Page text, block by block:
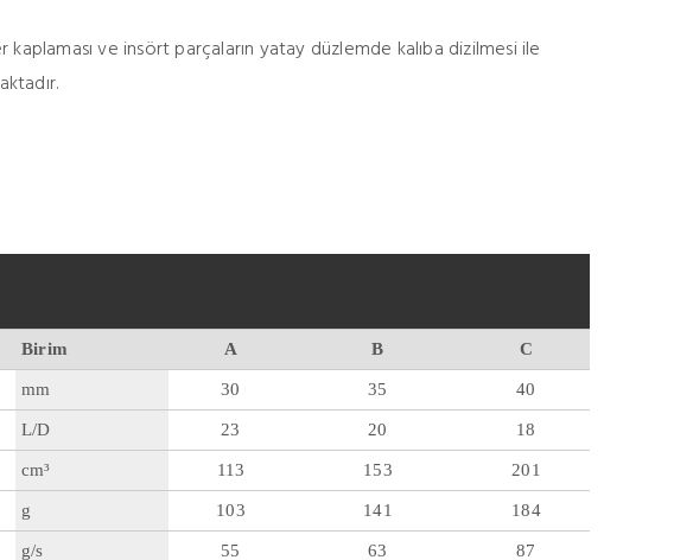
kaplaması ve insört parçaların yatay düzlemde kalıba dizilmesi ile
Birim A B C
mm 30 35 40
L/D 23 20 18
cm³ 113 153 201
g 103 141 184
g/s 55 63 87